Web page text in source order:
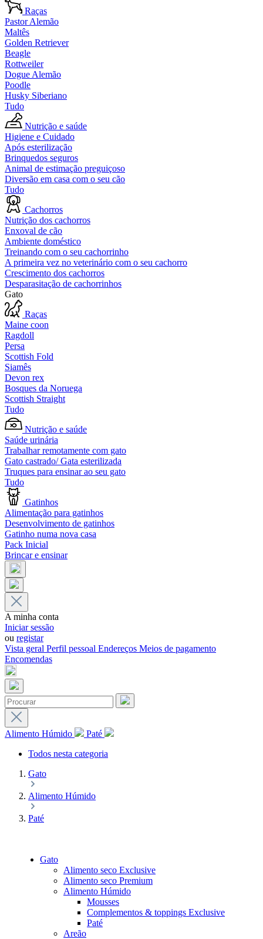
Raças
Pastor Alemão
Maltês
Golden Retriever
Beagle
Rottweiler
Dogue Alemão
Poodle
Husky Siberiano
Tudo
Nutrição e saúde
Higiene e Cuidado
Após esterilização
Brinquedos seguros
Animal de estimação preguiçoso
Diversão em casa com o seu cão
Tudo
Cachorros
Nutrição dos cachorros
Enxoval de cão
Ambiente doméstico
Treinando com o seu cachorrinho
A primeira vez no veterinário com o seu cachorro
Crescimento dos cachorros
Desparasitação de cachorrinhos
Gato
Raças
Maine coon
Ragdoll
Persa
Scottish Fold
Siamês
Devon rex
Bosques da Noruega
Scottish Straight
Tudo
Nutrição e saúde
Saúde urinária
Trabalhar remotamente com gato
Gato castrado/ Gata esterilizada
Truques para ensinar ao seu gato
Tudo
Gatinhos
Alimentação para gatinhos
Desenvolvimento de gatinhos
Gatinho numa nova casa
Pack Inicial
Brincar e ensinar
A minha conta
Iniciar sessão
ou registar
Vista geral Perfil pessoal Endereços Meios de pagamento
Encomendas
Alimento Húmido
Paté
Todos nesta categoria
Gato
Alimento Húmido
Paté
Gato
Alimento seco Exclusive
Alimento seco Premium
Alimento Húmido
Mousses
Complementos & toppings Exclusive
Paté
Areão